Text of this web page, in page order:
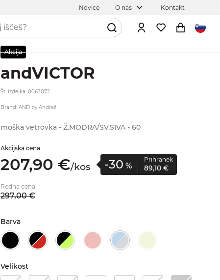
Novice O nas Kontakt
Akcija
andVICTOR
Št. izdelka: 0063072
Brand: AND by Andraž
moška vetrovka - Ž.MODRA/SV.SIVA - 60
Akcijska cena
207,90 €/kos -30 %
Prihranek
89,10 €
Redna cena
297,00 €
Barva
Velikost